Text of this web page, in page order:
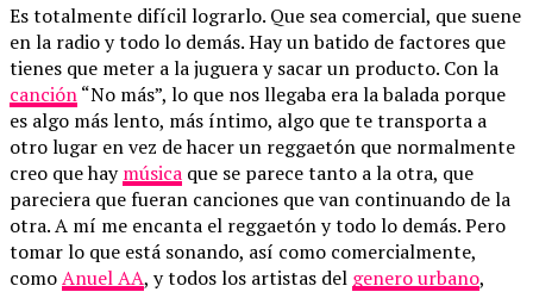
Es totalmente difícil lograrlo. Que sea comercial, que suene
en la radio y todo lo demás. Hay un batido de factores que
tienes que meter a la juguera y sacar un producto. Con la
canción“No más”, lo que nos llegaba era la balada porque
es algo más lento, más íntimo, algo que te transporta a
otro lugar en vez de hacer un reggaetón que normalmente
creo que haymúsica que se parece tanto a la otra, que
pareciera que fueran canciones que van continuando de la
otra. A mí me encanta el reggaetón y todo lo demás. Pero
tomar lo que está sonando, así como comercialmente,
comoAnuel AA, y todos los artistas del genero urbano,